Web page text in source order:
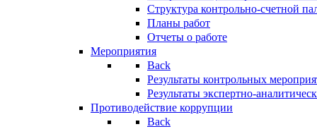
Структура контрольно-счетной
Планы работ
Отчеты о работе
Мероприятия
Back
Результаты контрольных
Результаты экспертно-
Противодействие коррупции
Back